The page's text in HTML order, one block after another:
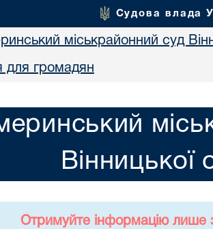
Судова влада
міськрайонний суд
для громадян
Вінницької
Отримуйте інформацію лише